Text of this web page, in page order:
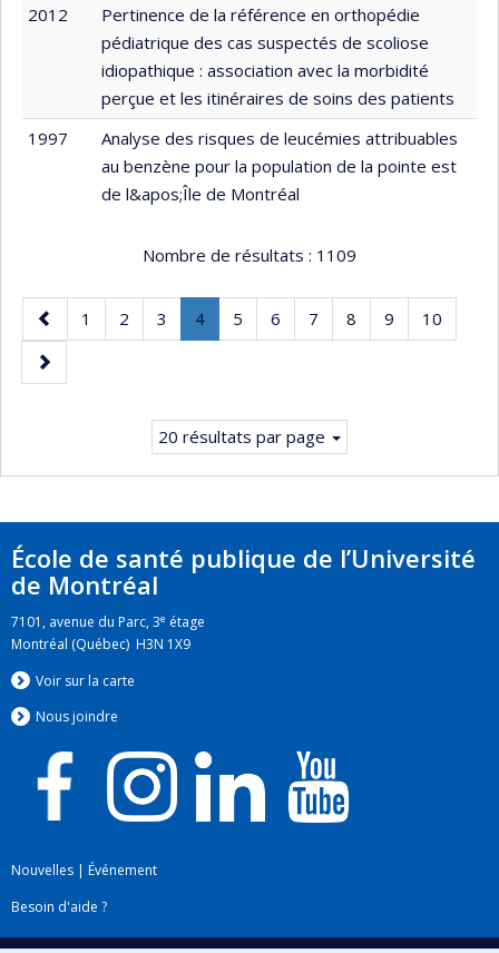
2012
Pertinence de la référence en orthopédie
pédiatrique des cas suspectés de scoliose
idiopathique : association avec la morbidité
perçue et les itinéraires de soins des patients
1997
Analyse des risques de leucémies attribuables
au benzène pour la population de la pointe est
de l&apos;Île de Montréal
Nombre de résultats : 1109
Page
précédente
Page
1 Page
2 Page
3 Page
4.
Page
Page
5 Page
6 Page
7 Page
8 Page
9 Page
10
Page
suivante
20 résultats par page
École de santé publique de l’Université
de Montréal
7101, avenue du Parc, 3e étage
Montréal (Québec) H3N 1X9
Voir sur la carte
Nous joindre
Nouvelles | Événement
Besoin d'aide ?
Plan du site|Accessibilité